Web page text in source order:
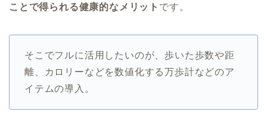
ことで得られる健康的なメリット です。
そこでフルに活用したいのが、歩いた歩数や距
離、カロリーなどを数値化する万歩計などのア
イテムの導入。